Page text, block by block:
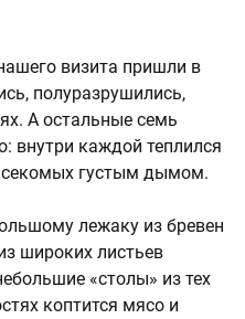
визита пришли в
полуразрушились,
А остальные семь
внутри каждой теплился
густым дымом.
лежаку из бревен
широких листьев
«столы» из тех
коптится мясо и